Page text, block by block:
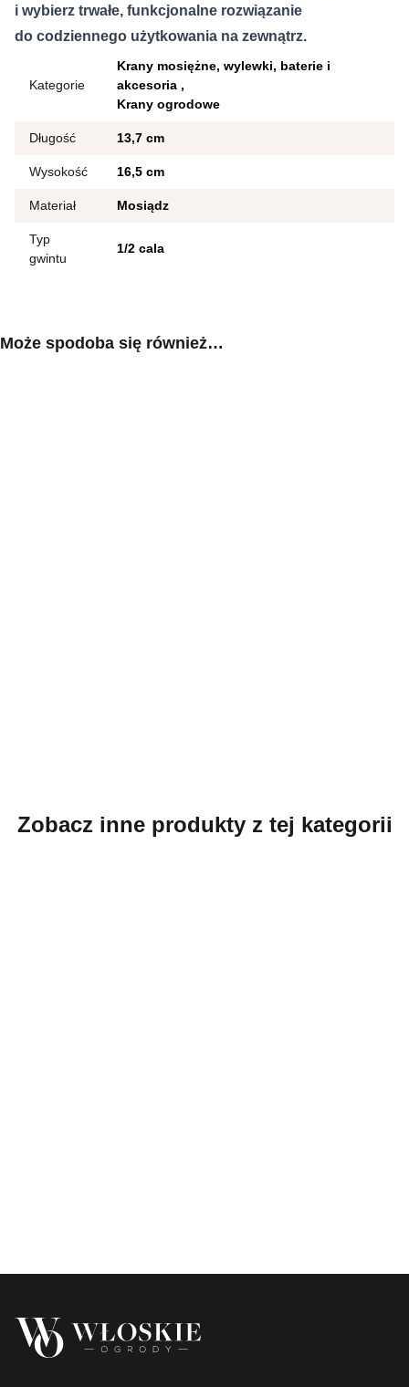
i wybierz trwałe, funkcjonalne rozwiązanie
do codziennego użytkowania na zewnątrz.
Kategorie
Krany mosiężne, wylewki, baterie i
akcesoria
Krany ogrodowe
Długość 13,7 cm
Wysokość 16,5 cm
Materiał Mosiądz
Typ
gwintu
1/2 cala
Może spodoba się również…
Zobacz inne produkty z tej kategorii